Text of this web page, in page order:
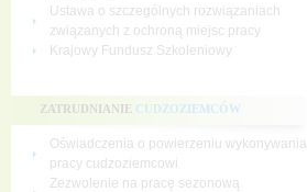
Ustawa o szczególnych rozwiązaniach
związanych z ochroną miejsc pracy
Krajowy Fundusz Szkoleniowy
ZATRUDNIANIE CUDZOZIEMCÓW
Oświadczenia o powierzeniu wykonywania
pracy cudzoziemcowi
Zezwolenie na pracę sezonową